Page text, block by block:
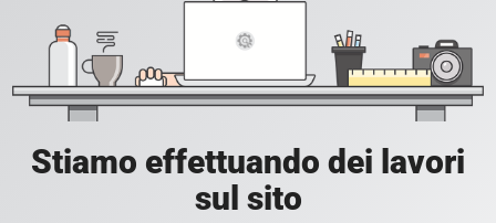
Stiamo effettuando dei lavori
sul sito